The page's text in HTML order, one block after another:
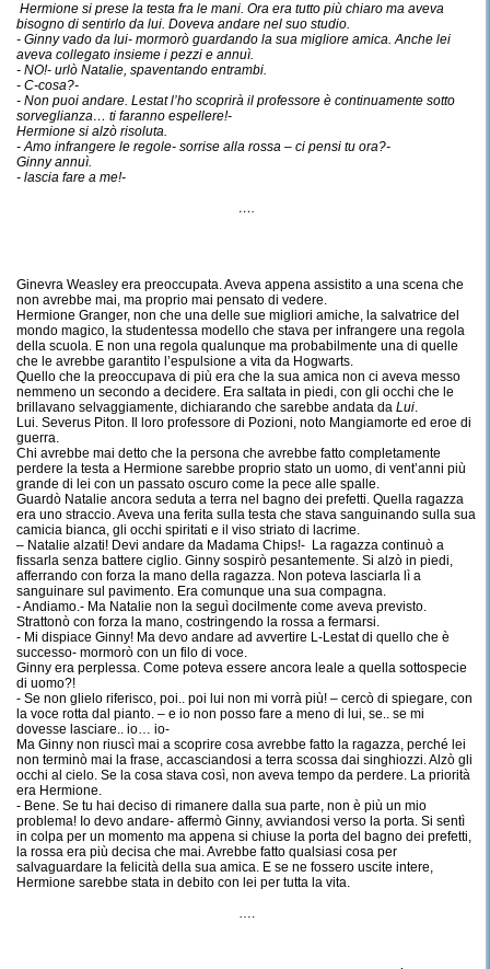
Hermione si prese la testa fra le mani. Ora era tutto più chiaro ma aveva
bisogno di sentirlo da lui. Doveva andare nel suo studio.
- Ginny vado da lui- mormorò guardando la sua migliore amica. Anche lei
aveva collegato insieme i pezzi e annuì.
- NO!- urlò Natalie, spaventando entrambi.
- C-cosa?-
- Non puoi andare. Lestat l’ho scoprirà il professore è continuamente sotto
sorveglianza… ti faranno espellere!-
Hermione si alzò risoluta.
- Amo infrangere le regole- sorrise alla rossa – ci pensi tu ora?-
Ginny annuì.
- lascia fare a me!-
….
Ginevra Weasley era preoccupata. Aveva appena assistito a una scena che
non avrebbe mai, ma proprio mai pensato di vedere.
Hermione Granger, non che una delle sue migliori amiche, la salvatrice del
mondo magico, la studentessa modello che stava per infrangere una regola
della scuola. E non una regola qualunque ma probabilmente una di quelle
che le avrebbe garantito l’espulsione a vita da Hogwarts.
Quello che la preoccupava di più era che la sua amica non ci aveva messo
nemmeno un secondo a decidere. Era saltata in piedi, con gli occhi che le
brillavano selvaggiamente, dichiarando che sarebbe andata da Lui.
Lui. Severus Piton. Il loro professore di Pozioni, noto Mangiamorte ed eroe di
guerra.
Chi avrebbe mai detto che la persona che avrebbe fatto completamente
perdere la testa a Hermione sarebbe proprio stato un uomo, di vent’anni più
grande di lei con un passato oscuro come la pece alle spalle.
Guardò Natalie ancora seduta a terra nel bagno dei prefetti. Quella ragazza
era uno straccio. Aveva una ferita sulla testa che stava sanguinando sulla sua
camicia bianca, gli occhi spiritati e il viso striato di lacrime.
– Natalie alzati! Devi andare da Madama Chips!- La ragazza continuò a
fissarla senza battere ciglio. Ginny sospirò pesantemente. Si alzò in piedi,
afferrando con forza la mano della ragazza. Non poteva lasciarla lì a
sanguinare sul pavimento. Era comunque una sua compagna.
- Andiamo.- Ma Natalie non la seguì docilmente come aveva previsto.
Strattonò con forza la mano, costringendo la rossa a fermarsi.
- Mi dispiace Ginny! Ma devo andare ad avvertire L-Lestat di quello che è
successo- mormorò con un filo di voce.
Ginny era perplessa. Come poteva essere ancora leale a quella sottospecie
di uomo?!
- Se non glielo riferisco, poi.. poi lui non mi vorrà più! – cercò di spiegare, con
la voce rotta dal pianto. – e io non posso fare a meno di lui, se.. se mi
dovesse lasciare.. io… io-
Ma Ginny non riuscì mai a scoprire cosa avrebbe fatto la ragazza, perché lei
non terminò mai la frase, accasciandosi a terra scossa dai singhiozzi. Alzò gli
occhi al cielo. Se la cosa stava così, non aveva tempo da perdere. La priorità
era Hermione.
- Bene. Se tu hai deciso di rimanere dalla sua parte, non è più un mio
problema! Io devo andare- affermò Ginny, avviandosi verso la porta. Si sentì
in colpa per un momento ma appena si chiuse la porta del bagno dei prefetti,
la rossa era più decisa che mai. Avrebbe fatto qualsiasi cosa per
salvaguardare la felicità della sua amica. E se ne fossero uscite intere,
Hermione sarebbe stata in debito con lei per tutta la vita.
….